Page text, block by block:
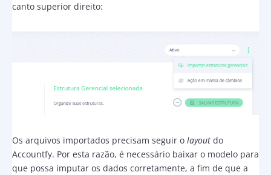
canto superior direito:
Os arquivos importados precisam seguir o layout do
Accountfy. Por esta razão, é necessário baixar o modelo para
que possa imputar os dados corretamente, a fim de que a